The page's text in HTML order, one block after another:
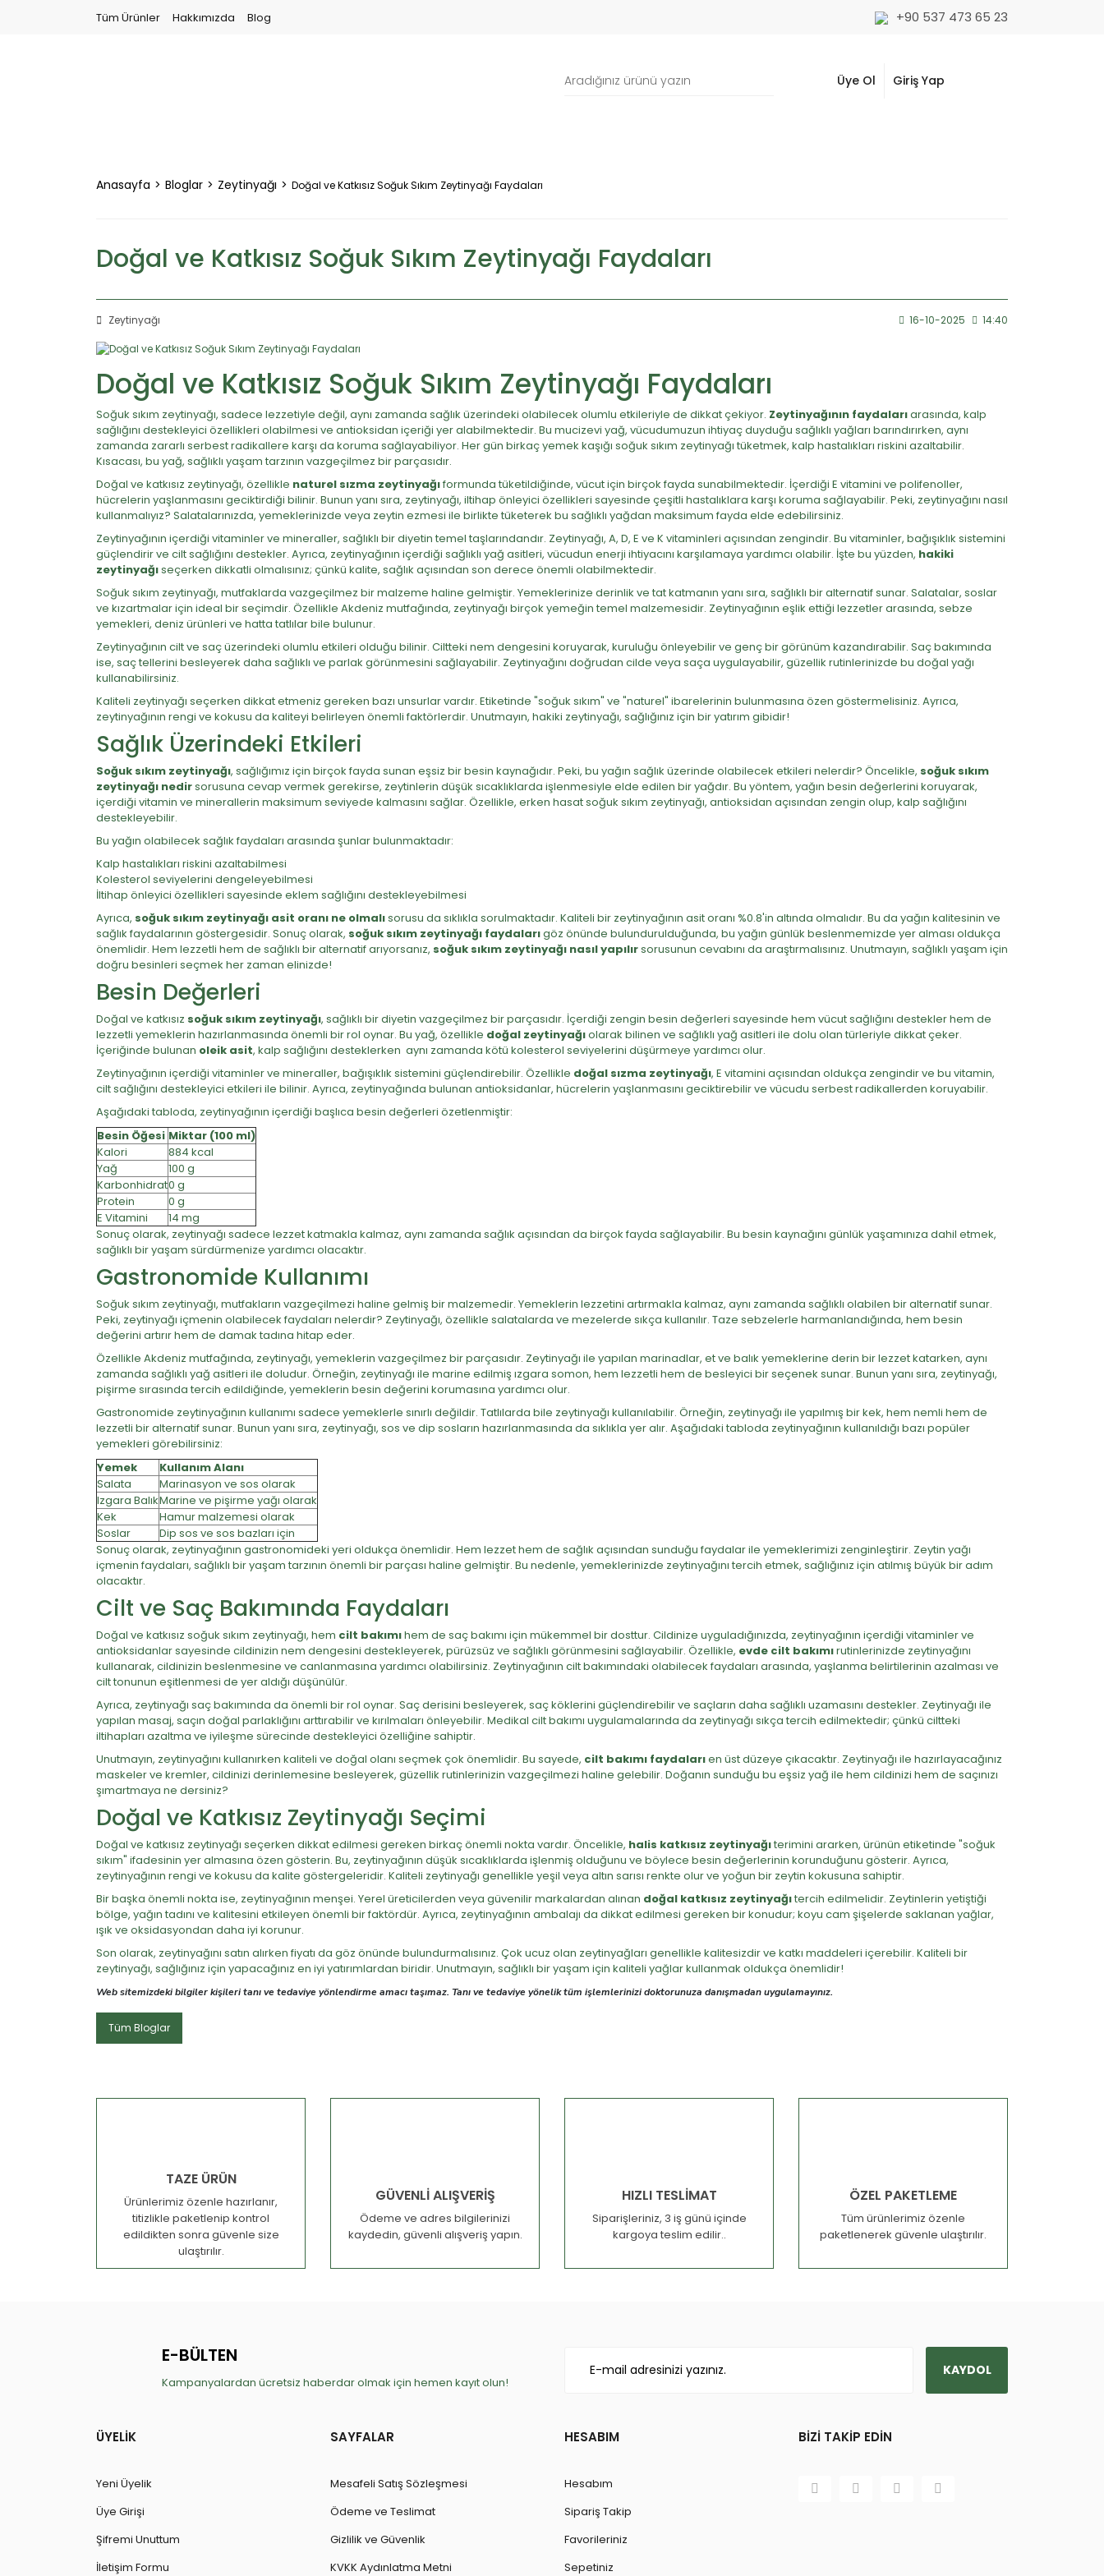
Tüm Ürünler Hakkımızda Blog +90 537 473 65 23
Üye Ol Giriş Yap
Anasayfa Bloglar Zeytinyağı Doğal ve Katkısız Soğuk Sıkım Zeytinyağı Faydaları
Doğal ve Katkısız Soğuk Sıkım Zeytinyağı Faydaları
Zeytinyağı 16-10-2025 14:40
Doğal ve Katkısız Soğuk Sıkım Zeytinyağı Faydaları
Soğuk sıkım zeytinyağı, sadece lezzetiyle değil, aynı zamanda sağlık üzerindeki olabilecek olumlu etkileriyle de dikkat çekiyor. Zeytinyağının faydalarıarasında, kalp
sağlığını destekleyici özellikleri olabilmesi ve antioksidan içeriği yer alabilmektedir. Bu mucizevi yağ, vücudumuzun ihtiyaç duyduğu sağlıklı yağları barındırırken, aynı
zamanda zararlı serbest radikallere karşı da koruma sağlayabiliyor. Her gün birkaç yemek kaşığı soğuk sıkım zeytinyağı tüketmek, kalp hastalıkları riskini azaltabilir.
Kısacası, bu yağ, sağlıklı yaşam tarzının vazgeçilmez bir parçasıdır.
Doğal ve katkısız zeytinyağı, özellikle naturel sızma zeytinyağıformunda tüketildiğinde, vücut için birçok fayda sunabilmektedir. İçerdiği E vitamini ve polifenoller,
hücrelerin yaşlanmasını geciktirdiği bilinir. Bunun yanı sıra, zeytinyağı, iltihap önleyici özellikleri sayesinde çeşitli hastalıklara karşı koruma sağlayabilir. Peki, zeytinyağını nasıl
kullanmalıyız? Salatalarınızda, yemeklerinizde veya zeytin ezmesi ile birlikte tüketerek bu sağlıklı yağdan maksimum fayda elde edebilirsiniz.
Zeytinyağının içerdiği vitaminler ve mineraller, sağlıklı bir diyetin temel taşlarındandır. Zeytinyağı, A, D, E ve K vitaminleri açısından zengindir. Bu vitaminler, bağışıklık sistemini
güçlendirir ve cilt sağlığını destekler. Ayrıca, zeytinyağının içerdiği sağlıklı yağ asitleri, vücudun enerji ihtiyacını karşılamaya yardımcı olabilir. İşte bu yüzden, hakiki
zeytinyağıseçerken dikkatli olmalısınız; çünkü kalite, sağlık açısından son derece önemli olabilmektedir.
Soğuk sıkım zeytinyağı, mutfaklarda vazgeçilmez bir malzeme haline gelmiştir. Yemeklerinize derinlik ve tat katmanın yanı sıra, sağlıklı bir alternatif sunar. Salatalar, soslar
ve kızartmalar için ideal bir seçimdir. Özellikle Akdeniz mutfağında, zeytinyağı birçok yemeğin temel malzemesidir. Zeytinyağının eşlik ettiği lezzetler arasında, sebze
yemekleri, deniz ürünleri ve hatta tatlılar bile bulunur.
Zeytinyağının cilt ve saç üzerindeki olumlu etkileri olduğu bilinir. Ciltteki nem dengesini koruyarak, kuruluğu önleyebilir ve genç bir görünüm kazandırabilir. Saç bakımında
ise, saç tellerini besleyerek daha sağlıklı ve parlak görünmesini sağlayabilir. Zeytinyağını doğrudan cilde veya saça uygulayabilir, güzellik rutinlerinizde bu doğal yağı
kullanabilirsiniz.
Kaliteli zeytinyağı seçerken dikkat etmeniz gereken bazı unsurlar vardır. Etiketinde "soğuk sıkım" ve "naturel" ibarelerinin bulunmasına özen göstermelisiniz. Ayrıca,
zeytinyağının rengi ve kokusu da kaliteyi belirleyen önemli faktörlerdir. Unutmayın, hakiki zeytinyağı, sağlığınız için bir yatırım gibidir!
Sağlık Üzerindeki Etkileri
Soğuk sıkım zeytinyağı, sağlığımız için birçok fayda sunan eşsiz bir besin kaynağıdır. Peki, bu yağın sağlık üzerinde olabilecek etkileri nelerdir? Öncelikle, soğuk sıkım
zeytinyağı nedirsorusuna cevap vermek gerekirse, zeytinlerin düşük sıcaklıklarda işlenmesiyle elde edilen bir yağdır. Bu yöntem, yağın besin değerlerini koruyarak,
içerdiği vitamin ve minerallerin maksimum seviyede kalmasını sağlar. Özellikle, erken hasat soğuk sıkım zeytinyağı, antioksidan açısından zengin olup, kalp sağlığını
destekleyebilir.
Bu yağın olabilecek sağlık faydaları arasında şunlar bulunmaktadır:
Kalp hastalıkları riskini azaltabilmesi
Kolesterol seviyelerini dengeleyebilmesi
İltihap önleyici özellikleri sayesinde eklem sağlığını destekleyebilmesi
Ayrıca, soğuk sıkım zeytinyağı asit oranı ne olmalısorusu da sıklıkla sorulmaktadır. Kaliteli bir zeytinyağının asit oranı %0.8'in altında olmalıdır. Bu da yağın kalitesinin ve
sağlık faydalarının göstergesidir. Sonuç olarak, soğuk sıkım zeytinyağı faydalarıgöz önünde bulundurulduğunda, bu yağın günlük beslenmemizde yer alması oldukça
önemlidir. Hem lezzetli hem de sağlıklı bir alternatif arıyorsanız, soğuk sıkım zeytinyağı nasıl yapılırsorusunun cevabını da araştırmalısınız. Unutmayın, sağlıklı yaşam için
doğru besinleri seçmek her zaman elinizde!
Besin Değerleri
Doğal ve katkısız soğuk sıkım zeytinyağı, sağlıklı bir diyetin vazgeçilmez bir parçasıdır. İçerdiği zengin besin değerleri sayesinde hem vücut sağlığını destekler hem de
lezzetli yemeklerin hazırlanmasında önemli bir rol oynar. Bu yağ, özellikle doğal zeytinyağıolarak bilinen ve sağlıklı yağ asitleri ile dolu olan türleriyle dikkat çeker.
İçeriğinde bulunan oleik asit, kalp sağlığını desteklerken aynı zamanda kötü kolesterol seviyelerini düşürmeye yardımcı olur.
Zeytinyağının içerdiği vitaminler ve mineraller, bağışıklık sistemini güçlendirebilir. Özellikle doğal sızma zeytinyağı, E vitamini açısından oldukça zengindir ve bu vitamin,
cilt sağlığını destekleyici etkileri ile bilinir. Ayrıca, zeytinyağında bulunan antioksidanlar, hücrelerin yaşlanmasını geciktirebilir ve vücudu serbest radikallerden koruyabilir.
Aşağıdaki tabloda, zeytinyağının içerdiği başlıca besin değerleri özetlenmiştir:
Besin Öğesi Miktar (100 ml)
Kalori
884 kcal
Yağ
100 g
Karbonhidrat0 g
Protein
0 g
E Vitamini
14 mg
Sonuç olarak, zeytinyağı sadece lezzet katmakla kalmaz, aynı zamanda sağlık açısından da birçok fayda sağlayabilir. Bu besin kaynağını günlük yaşamınıza dahil etmek,
sağlıklı bir yaşam sürdürmenize yardımcı olacaktır.
Gastronomide Kullanımı
Soğuk sıkım zeytinyağı, mutfakların vazgeçilmezi haline gelmiş bir malzemedir. Yemeklerin lezzetini artırmakla kalmaz, aynı zamanda sağlıklı olabilen bir alternatif sunar.
Peki, zeytinyağı içmenin olabilecek faydaları nelerdir? Zeytinyağı, özellikle salatalarda ve mezelerde sıkça kullanılır. Taze sebzelerle harmanlandığında, hem besin
değerini artırır hem de damak tadına hitap eder.
Özellikle Akdeniz mutfağında, zeytinyağı, yemeklerin vazgeçilmez bir parçasıdır. Zeytinyağı ile yapılan marinadlar, et ve balık yemeklerine derin bir lezzet katarken, aynı
zamanda sağlıklı yağ asitleri ile doludur. Örneğin, zeytinyağı ile marine edilmiş ızgara somon, hem lezzetli hem de besleyici bir seçenek sunar. Bunun yanı sıra, zeytinyağı,
pişirme sırasında tercih edildiğinde, yemeklerin besin değerini korumasına yardımcı olur.
Gastronomide zeytinyağının kullanımı sadece yemeklerle sınırlı değildir. Tatlılarda bile zeytinyağı kullanılabilir. Örneğin, zeytinyağı ile yapılmış bir kek, hem nemli hem de
lezzetli bir alternatif sunar. Bunun yanı sıra, zeytinyağı, sos ve dip sosların hazırlanmasında da sıklıkla yer alır. Aşağıdaki tabloda zeytinyağının kullanıldığı bazı popüler
yemekleri görebilirsiniz:
Yemek
Kullanım Alanı
Salata
Marinasyon ve sos olarak
Izgara BalıkMarine ve pişirme yağı olarak
Kek
Hamur malzemesi olarak
Soslar
Dip sos ve sos bazları için
Sonuç olarak, zeytinyağının gastronomideki yeri oldukça önemlidir. Hem lezzet hem de sağlık açısından sunduğu faydalar ile yemeklerimizi zenginleştirir. Zeytin yağı
içmenin faydaları, sağlıklı bir yaşam tarzının önemli bir parçası haline gelmiştir. Bu nedenle, yemeklerinizde zeytinyağını tercih etmek, sağlığınız için atılmış büyük bir adım
olacaktır.
Cilt ve Saç Bakımında Faydaları
Doğal ve katkısız soğuk sıkım zeytinyağı, hem cilt bakımıhem de saç bakımı için mükemmel bir dosttur. Cildinize uyguladığınızda, zeytinyağının içerdiği vitaminler ve
antioksidanlar sayesinde cildinizin nem dengesini destekleyerek, pürüzsüz ve sağlıklı görünmesini sağlayabilir. Özellikle, evde cilt bakımırutinlerinizde zeytinyağını
kullanarak, cildinizin beslenmesine ve canlanmasına yardımcı olabilirsiniz. Zeytinyağının cilt bakımındaki olabilecek faydaları arasında, yaşlanma belirtilerinin azalması ve
cilt tonunun eşitlenmesi de yer aldığı düşünülür.
Ayrıca, zeytinyağı saç bakımında da önemli bir rol oynar. Saç derisini besleyerek, saç köklerini güçlendirebilir ve saçların daha sağlıklı uzamasını destekler. Zeytinyağı ile
yapılan masaj, saçın doğal parlaklığını arttırabilir ve kırılmaları önleyebilir. Medikal cilt bakımı uygulamalarında da zeytinyağı sıkça tercih edilmektedir; çünkü ciltteki
iltihapları azaltma ve iyileşme sürecinde destekleyici özelliğine sahiptir.
Unutmayın, zeytinyağını kullanırken kaliteli ve doğal olanı seçmek çok önemlidir. Bu sayede, cilt bakımı faydalarıen üst düzeye çıkacaktır. Zeytinyağı ile hazırlayacağınız
maskeler ve kremler, cildinizi derinlemesine besleyerek, güzellik rutinlerinizin vazgeçilmezi haline gelebilir. Doğanın sunduğu bu eşsiz yağ ile hem cildinizi hem de saçınızı
şımartmaya ne dersiniz?
Doğal ve Katkısız Zeytinyağı Seçimi
Doğal ve katkısız zeytinyağı seçerken dikkat edilmesi gereken birkaç önemli nokta vardır. Öncelikle, halis katkısız zeytinyağıterimini ararken, ürünün etiketinde "soğuk
sıkım" ifadesinin yer almasına özen gösterin. Bu, zeytinyağının düşük sıcaklıklarda işlenmiş olduğunu ve böylece besin değerlerinin korunduğunu gösterir. Ayrıca,
zeytinyağının rengi ve kokusu da kalite göstergeleridir. Kaliteli zeytinyağı genellikle yeşil veya altın sarısı renkte olur ve yoğun bir zeytin kokusuna sahiptir.
Bir başka önemli nokta ise, zeytinyağının menşei. Yerel üreticilerden veya güvenilir markalardan alınan doğal katkısız zeytinyağıtercih edilmelidir. Zeytinlerin yetiştiği
bölge, yağın tadını ve kalitesini etkileyen önemli bir faktördür. Ayrıca, zeytinyağının ambalajı da dikkat edilmesi gereken bir konudur; koyu cam şişelerde saklanan yağlar,
ışık ve oksidasyondan daha iyi korunur.
Son olarak, zeytinyağını satın alırken fiyatı da göz önünde bulundurmalısınız. Çok ucuz olan zeytinyağları genellikle kalitesizdir ve katkı maddeleri içerebilir. Kaliteli bir
zeytinyağı, sağlığınız için yapacağınız en iyi yatırımlardan biridir. Unutmayın, sağlıklı bir yaşam için kaliteli yağlar kullanmak oldukça önemlidir!
Web sitemizdeki bilgiler kişileri tanı ve tedaviye yönlendirme amacı taşımaz. Tanı ve tedaviye yönelik tüm işlemlerinizi doktorunuza danışmadan uygulamayınız.
Tüm Bloglar
TAZE ÜRÜN
Ürünlerimiz özenle hazırlanır,
titizlikle paketlenip kontrol
edildikten sonra güvenle size
ulaştırılır.
GÜVENLİ ALIŞVERİŞ
Ödeme ve adres bilgilerinizi
kaydedin, güvenli alışveriş yapın.
HIZLI TESLİMAT
Siparişleriniz, 3 iş günü içinde
kargoya teslim edilir..
ÖZEL PAKETLEME
Tüm ürünlerimiz özenle
paketlenerek güvenle ulaştırılır.
E-BÜLTEN
Kampanyalardan ücretsiz haberdar olmak için hemen kayıt olun!
KAYDOL
ÜYELİK
Yeni Üyelik
Üye Girişi
Şifremi Unuttum
İletişim Formu
SAYFALAR
Mesafeli Satış Sözleşmesi
Ödeme ve Teslimat
Gizlilik ve Güvenlik
KVKK Aydınlatma Metni
HESABIM
Hesabım
Sipariş Takip
Favorileriniz
Sepetiniz
BİZİ TAKİP EDİN